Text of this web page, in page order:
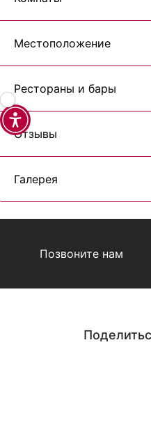
Местоположение
Рестораны и бары
Отзывы
Галерея
Позвоните нам